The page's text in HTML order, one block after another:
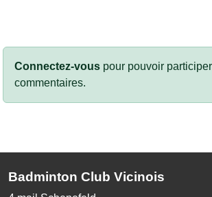
Connectez-vous pour pouvoir
commentaires.
Badminton Club Vicinois